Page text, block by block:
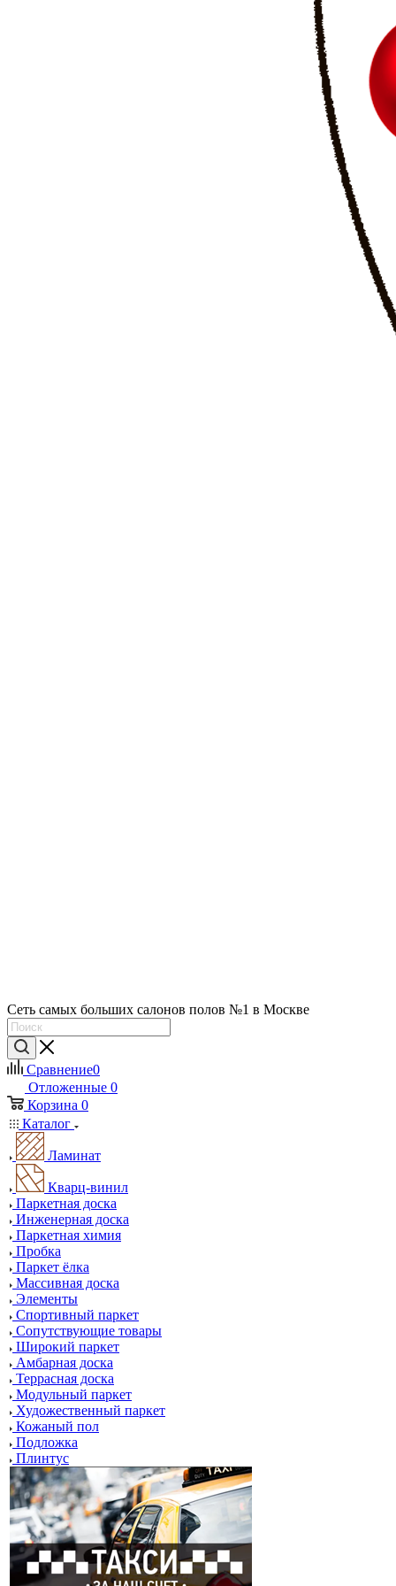
Сеть самых больших салонов полов №1 в Москве
Сравнение0
Отложенные 0
Корзина 0
Каталог
Ламинат
Кварц-винил
Паркетная доска
Инженерная доска
Паркетная химия
Пробка
Паркет ёлка
Массивная доска
Элементы
Спортивный паркет
Сопутствующие товары
Широкий паркет
Амбарная доска
Террасная доска
Модульный паркет
Художественный паркет
Кожаный пол
Подложка
Плинтус